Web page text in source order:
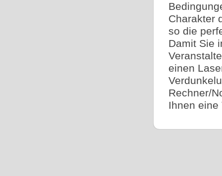
Charakter
so die
Damit Sie
einen
Rechner/
Ihnen eine